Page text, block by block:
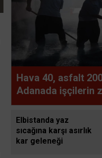
Hava 40, asfalt
Adanada işçilerin
Elbistanda yaz
sıcağına karşı asırlık
kar geleneği